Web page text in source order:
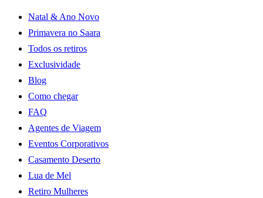
Natal & Ano Novo
Primavera no Saara
Todos os retiros
Exclusividade
Blog
Como chegar
FAQ
Agentes de Viagem
Eventos Corporativos
Casamento Deserto
Lua de Mel
Retiro Mulheres